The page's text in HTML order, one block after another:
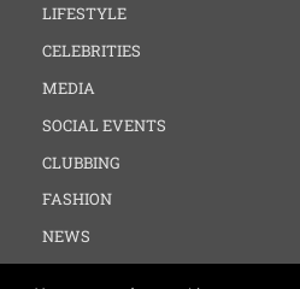
LIFESTYLE
CELEBRITIES
MEDIA
SOCIAL EVENTS
CLUBBING
FASHION
NEWS